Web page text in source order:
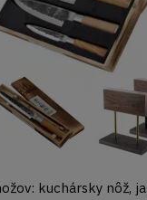
kuchársky nôž,